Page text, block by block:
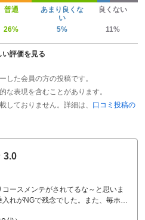
普通
あまり良くな
い
良くない
26% 5% 11%
い評価を見る
た会員の方の投稿です。
表現を含むことがあります。
ておりません。詳細は、 口コミ投稿の
3.0
ースメンテがされてるな～と思いま
れがNGで残念でした。また、毎ホー